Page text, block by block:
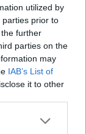
utilized by
parties prior to
further
parties on the
may
IAB’s List of
it to other
περισσότερο!
ξεχωρίζουν για